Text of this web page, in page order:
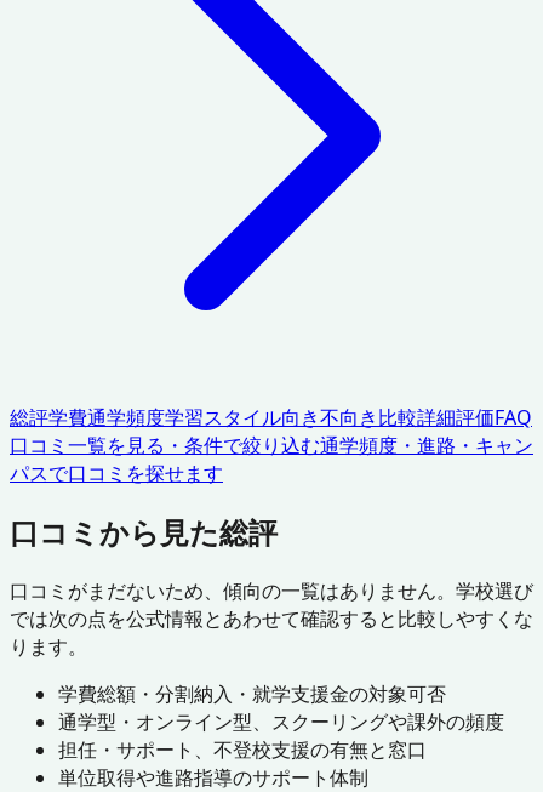
総評学費通学頻度学習スタイル向き不向き比較詳細評価FAQ
口コミ一覧を見る・条件で絞り込む通学頻度・進路・キャン
パスで口コミを探せます
口コミから見た総評
口コミがまだないため、傾向の一覧はありません。学校選び
では次の点を公式情報とあわせて確認すると比較しやすくな
ります。
学費総額・分割納入・就学支援金の対象可否
通学型・オンライン型、スクーリングや課外の頻度
担任・サポート、不登校支援の有無と窓口
単位取得や進路指導のサポート体制